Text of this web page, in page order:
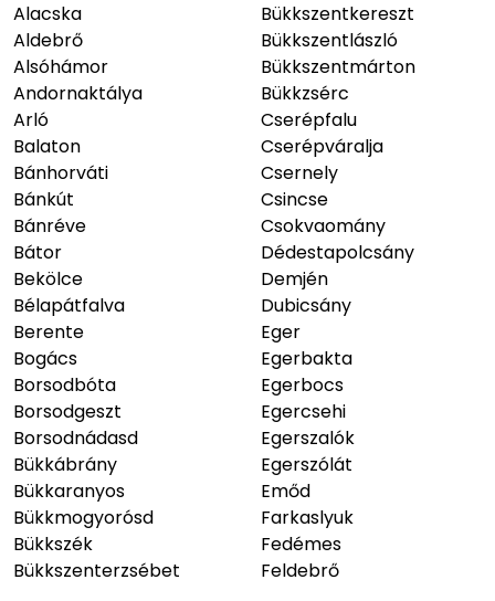
Alacska
Aldebrő
Alsóhámor
Andornaktálya
Arló
Balaton
Bánhorváti
Bánkút
Bánréve
Bátor
Bekölce
Bélapátfalva
Berente
Bogács
Borsodbóta
Borsodgeszt
Borsodnádasd
Bükkábrány
Bükkaranyos
Bükkmogyorósd
Bükkszék
Bükkszenterzsébet
Bükkszentkereszt
Bükkszentlászló
Bükkszentmárton
Bükkzsérc
Cserépfalu
Cserépváralja
Csernely
Csincse
Csokvaomány
Dédestapolcsány
Demjén
Dubicsány
Eger
Egerbakta
Egerbocs
Egercsehi
Egerszalók
Egerszólát
Emőd
Farkaslyuk
Fedémes
Feldebrő